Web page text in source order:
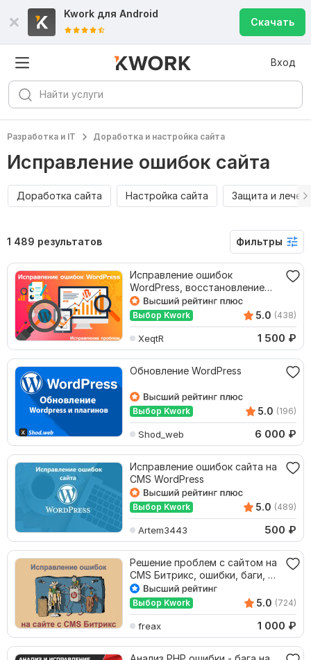
Kwork для Android
Скачать
Вход
Разработка и IT Доработка и настройка сайта
Исправление ошибок сайта
Доработка сайта Настройка сайта Защита и
1 489 результатов Фильтры
Исправление ошибок
WordPress, восстановление
работоспособности
Выбор Kwork 5.0 (438)
XeqtR 1 500 ₽
Обновление WordPress
Выбор Kwork 5.0 (196)
Shod_web 6 000 ₽
Исправление ошибок сайта на
CMS WordPress
Выбор Kwork 5.0 (489)
Artem3443 500 ₽
Решение проблем с сайтом на
CMS Битрикс, ошибки, баги, на
сайте Bitrix
Выбор Kwork 5.0 (724)
freax 1 000 ₽